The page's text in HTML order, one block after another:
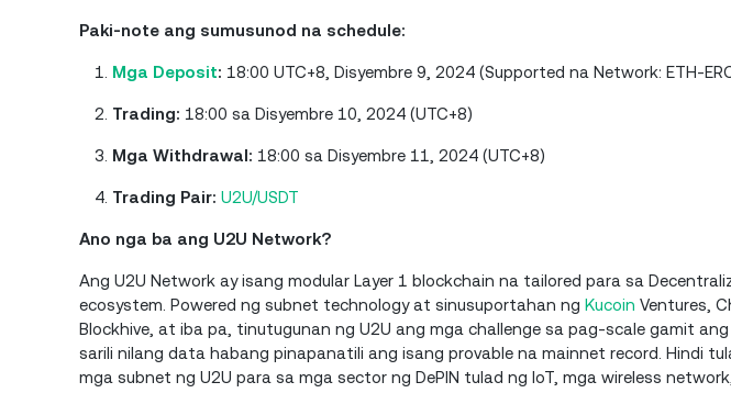
Paki-note ang sumusunod na schedule:
Mga Deposit: 18:00 UTC+8, Disyembre 9, 2024 (Supported na Network: ETH-
Trading: 18:00 sa Disyembre 10, 2024 (UTC+8)
Mga Withdrawal: 18:00 sa Disyembre 11, 2024 (UTC+8)
Trading Pair: U2U/USDT
Ano nga ba ang U2U Network?
Ang U2U Network ay isang modular Layer 1 blockchain na tailored para sa
ecosystem. Powered ng subnet technology at sinusuportahan ng Kucoin Ventures,
Blockhive, at iba pa, tinutugunan ng U2U ang mga challenge sa pag-scale gamit
sarili nilang data habang pinapanatili ang isang provable na mainnet record. Hindi
mga subnet ng U2U para sa mga sector ng DePIN tulad ng IoT, mga wireless